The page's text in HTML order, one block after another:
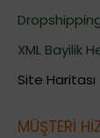
XML Bayilik
Site Haritası
MÜŞTERİ